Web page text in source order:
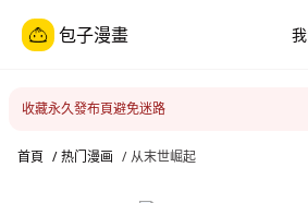
包子漫畫
收藏永久發布頁避免迷路
首頁 / 热门漫画 / 从末世崛起